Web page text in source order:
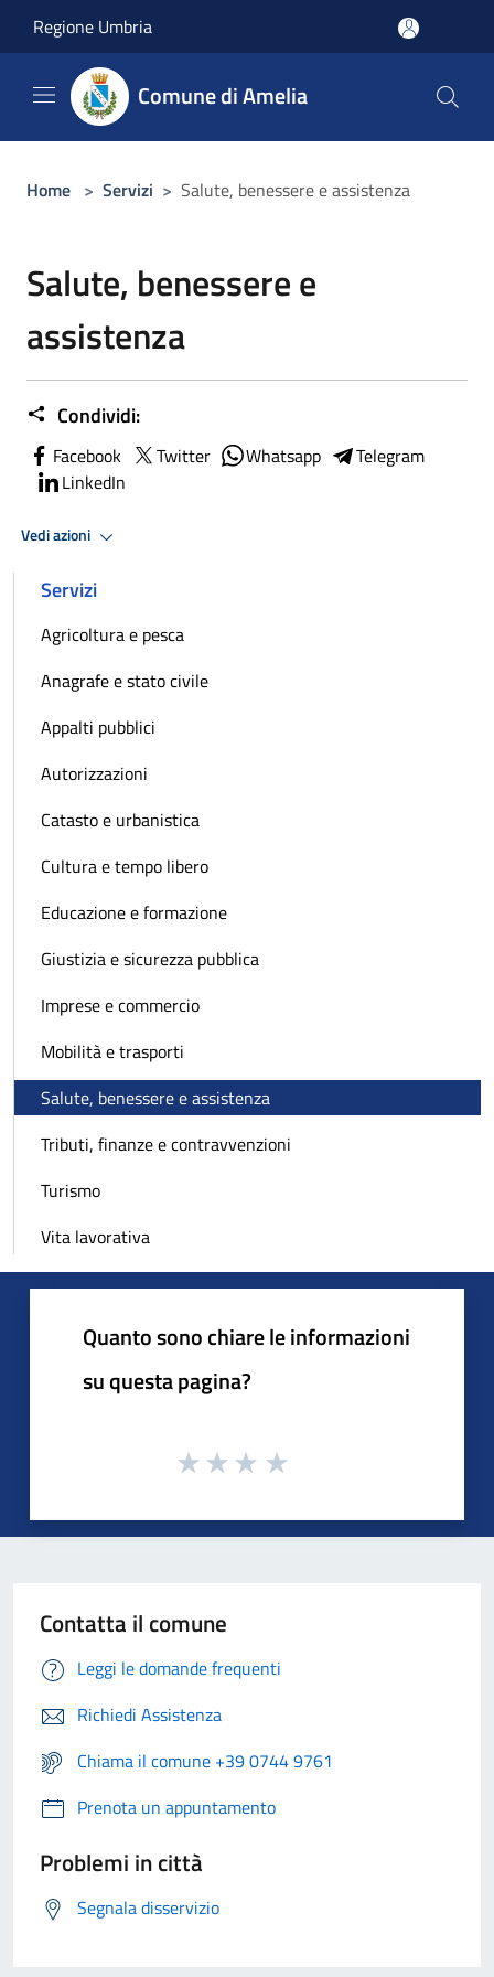
Regione Umbria
Comune di Amelia
Home > Servizi > Salute, benessere e assistenza
Salute, benessere e
assistenza
Condividi:
Facebook Twitter Whatsapp
Telegram
LinkedIn
Vedi azioni
Servizi
Agricoltura e pesca
Anagrafe e stato civile
Appalti pubblici
Autorizzazioni
Catasto e urbanistica
Cultura e tempo libero
Educazione e formazione
Giustizia e sicurezza pubblica
Imprese e commercio
Mobilità e trasporti
Salute, benessere e assistenza
Tributi, finanze e contravvenzioni
Turismo
Vita lavorativa
Quanto sono chiare le informazioni
su questa pagina?
Contatta il comune
Leggi le domande frequenti
Richiedi Assistenza
Chiama il comune +39 0744 9761
Prenota un appuntamento
Problemi in città
Segnala disservizio